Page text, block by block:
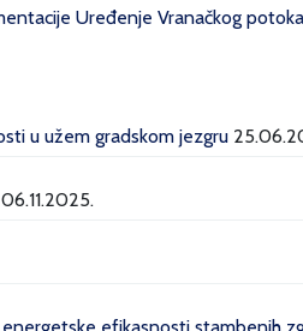
Uređenje Vranačkog
u užem gradskom jezgru
06.11.2025.